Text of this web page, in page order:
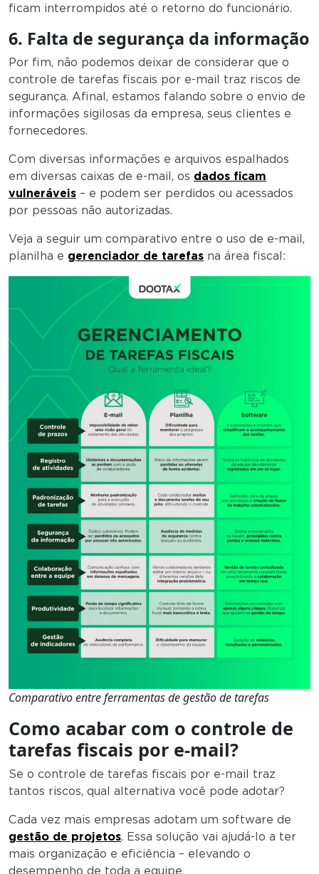
ficam interrompidos até o retorno do funcionário.
6. Falta de segurança da informação
Por fim, não podemos deixar de considerar que o
controle de tarefas fiscais por e-mail traz riscos de
segurança. Afinal, estamos falando sobre o envio de
informações sigilosas da empresa, seus clientes e
fornecedores.
Com diversas informações e arquivos espalhados
em diversas caixas de e-mail, os dados ficam
vulneráveis – e podem ser perdidos ou acessados
por pessoas não autorizadas.
Veja a seguir um comparativo entre o uso de e-mail,
planilha e gerenciador de tarefas na área fiscal:
Comparativo entre ferramentas de gestão de tarefas
Como acabar com o controle de
tarefas fiscais por e-mail?
Se o controle de tarefas fiscais por e-mail traz
tantos riscos, qual alternativa você pode adotar?
Cada vez mais empresas adotam um software de
gestão de projetos. Essa solução vai ajudá-lo a ter
mais organização e eficiência – elevando o
desempenho de toda a equipe.